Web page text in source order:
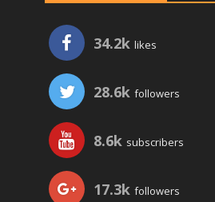
34.2k likes
28.6k followers
8.6k subscribers
17.3k followers